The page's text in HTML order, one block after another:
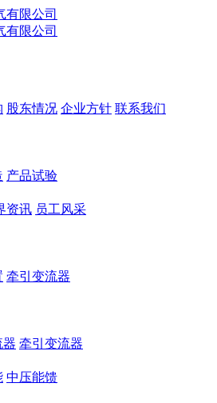
股东情况 企业方针 联系我们
产品试验
资讯 员工风采
牵引变流器
器 牵引变流器
中压能馈